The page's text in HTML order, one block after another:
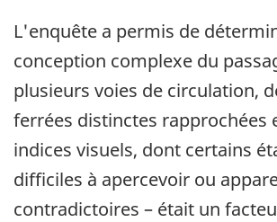
L'enquête a permis de
conception complexe du
plusieurs voies de circulation,
ferrées distinctes rapprochées
indices visuels, dont certains
difficiles à apercevoir ou
contradictoires – était un